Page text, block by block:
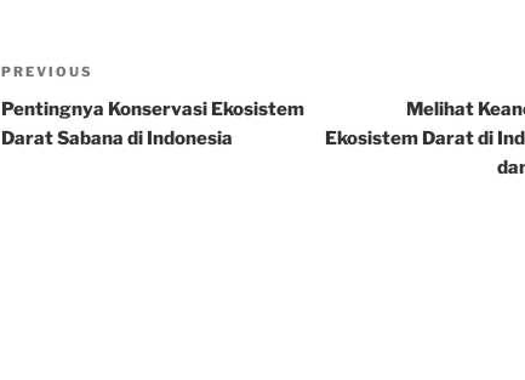
Post
navigation
Previous
Post
PREVIOUS
Pentingnya Konservasi Ekosistem
Darat Sabana di Indonesia
Melihat
Ekosistem Darat di